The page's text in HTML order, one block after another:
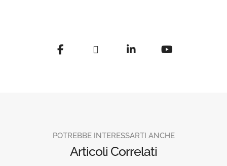
POTREBBE INTERESSARTI ANCHE
Articoli Correlati